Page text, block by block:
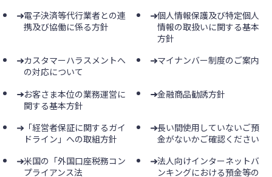
電子決済等代行業者との連
携及び協働に係る方針
個人情報保護及び特定個人
情報の取扱いに関する基本
方針
カスタマーハラスメントへ
の対応について
マイナンバー制度のご案内
お客さま本位の業務運営に
関する基本方針
金融商品勧誘方針
「経営者保証に関するガイ
ドライン」への取組方針
長い間使用していないご預
金がないかご確認ください
米国の「外国口座税務コン
プライアンス法
法人向けインターネットバ
ンキングにおける預金等の